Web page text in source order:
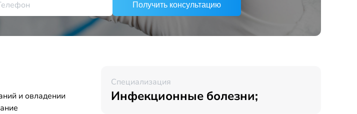
Получить консультацию
и овладении
Специализация
Инфекционные болезни;